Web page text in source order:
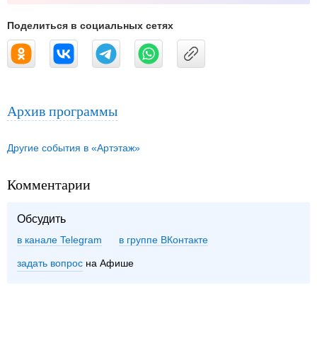
Поделиться в социальных сетях
Архив программы
Другие события в «Артэтаж»
Комментарии
Обсудить
в канале Telegram группе ВКонтакте
задать вопрос на Афише